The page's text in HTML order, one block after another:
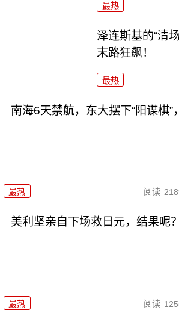
最热
泽连斯基的“清
末路狂飙！
最热
南海6天禁航，东大摆下“阳谋棋”
最热 阅读
美利坚亲自下场救日元，结果呢
最热 阅读